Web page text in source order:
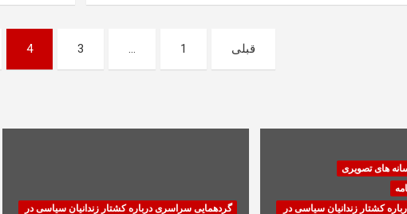
قبلی 1
…
3
4
های تصویری
کشتار زندانیان سیاسی در
گردهمایی سراسری درباره کشتار زندانیان سیاسی در